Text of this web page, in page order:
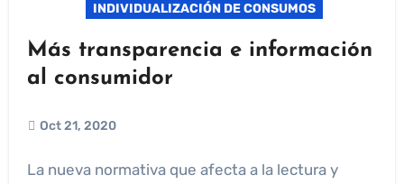
INDIVIDUALIZACIÓN DE CONSUMOS
Más transparencia e información
al consumidor
Oct 21, 2020
La nueva normativa que afecta a la lectura y